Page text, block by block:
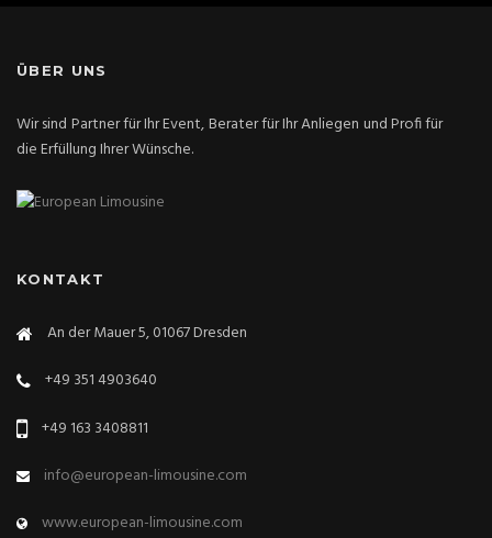
ÜBER UNS
Wir sind Partner für Ihr Event, Berater für Ihr Anliegen und Profi für
die Erfüllung Ihrer Wünsche.
KONTAKT
An der Mauer 5, 01067 Dresden
+49 351 4903640
+49 163 3408811
info@european-limousine.com
www.european-limousine.com